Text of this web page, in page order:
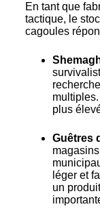
En tant que
tactique, le
cagoules
plus
Guêtres
léger et
un